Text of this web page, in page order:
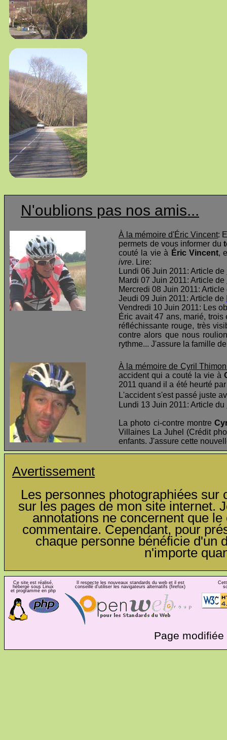
N'oublions pas nos amis...
À la mémoire d'Éric Vincent:
permets de vous informer du
couté la vie à Éric Vincent,
ivre. Lire:
Lundi 06 Juin 2011: Article de
Mardi 07 Juin 2011: Article de
Mercredi 08 Juin 2011:
Jeudi 09 Juin 2011: Article de
Vendredi 10 Juin 2011: Les
Éric avait 47 ans, marié,
réfléchissante rouge, très
contre alors que nous
rythme... J'assure la famille
À la mémoire de Cyril
accident qui a couté la vie à
2011 quand il a été heurté
L'accident s'est passé juste
Lundi 13 Juin 2011: Article du
La photo ci-contre montre
Villaines La Juhel (Crédit
enfants. J'assure cette
Avertissement
Les personnes photographiées
sur les pages de mon site internet.
annotations ne concernent que
commentaire. Cependant, pour
chaque personne bénéficie d'un
n'importe
Ce site est réalisé,
hébergé sous Linux
et programmé en php
Il respecte les nouveaux standards du web et il est
conseillé d'utiliser les navigateurs alternatifs (firefox)
Page